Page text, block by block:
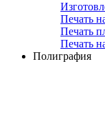
Печать
Печать
Печать
Полиграфия